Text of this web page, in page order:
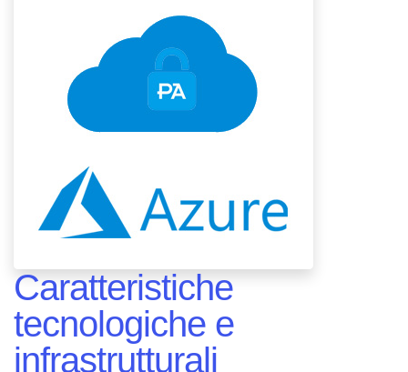
Caratteristiche
tecnologiche e
infrastrutturali